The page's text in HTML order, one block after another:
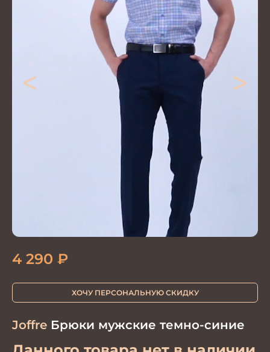
< >
Joffre Брюки мужские темно-синие
4 290 ₽
ХОЧУ ПЕРСОНАЛЬНУЮ СКИДКУ